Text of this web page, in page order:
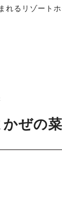
れるリゾート
ぜの